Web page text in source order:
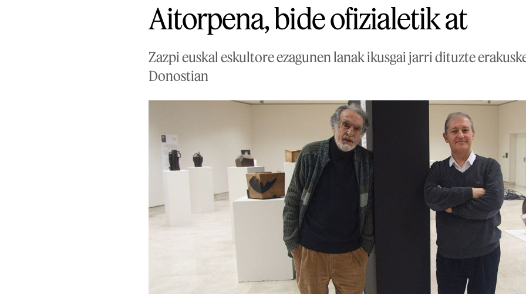
Aitorpena, bide ofizialetik at
Zazpi euskal eskultore ezagunen lanak ikusgai jarri dituzte
Donostian